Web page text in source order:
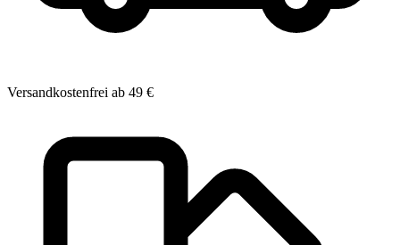
Versandkostenfrei ab 49 €